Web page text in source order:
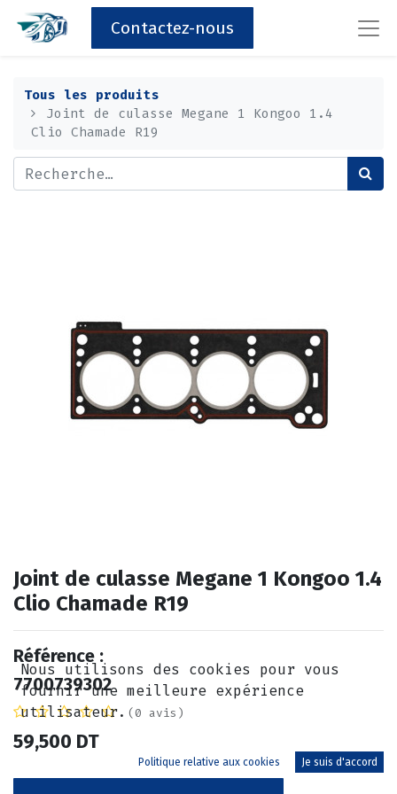
Contactez-nous
Tous les produits
Joint de culasse Megane 1 Kongoo 1.4
Clio Chamade R19
Joint de culasse Megane 1 Kongoo 1.4
Clio Chamade R19
Référence :
7700739302
(0 avis)
59,500 DT
Nous utilisons des cookies pour vous
fournir une meilleure expérience
utilisateur.
Politique relative aux cookies Je suis d'accord